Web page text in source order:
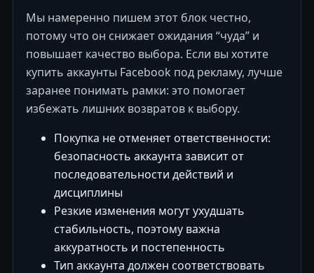
Мы намеренно пишем этот блок честно,
потому что он снижает ожидания “чуда” и
повышает качество выбора. Если вы хотите
купить аккаунты Facebook под рекламу, лучше
заранее понимать рамки: это помогает
избежать лишних возвратов к выбору.
Покупка не отменяет ответственности:
безопасность аккаунта зависит от
последовательности действий и
дисциплины
Резкие изменения могут ухудшать
стабильность, поэтому важна
аккуратность и постепенность
Тип аккаунта должен соответствовать